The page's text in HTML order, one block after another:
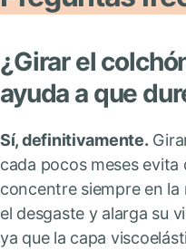
¿Girar el
ayuda a que
Sí, definitivamente.
cada pocos meses
concentre siempre en
el desgaste y alarga su
ya que la capa